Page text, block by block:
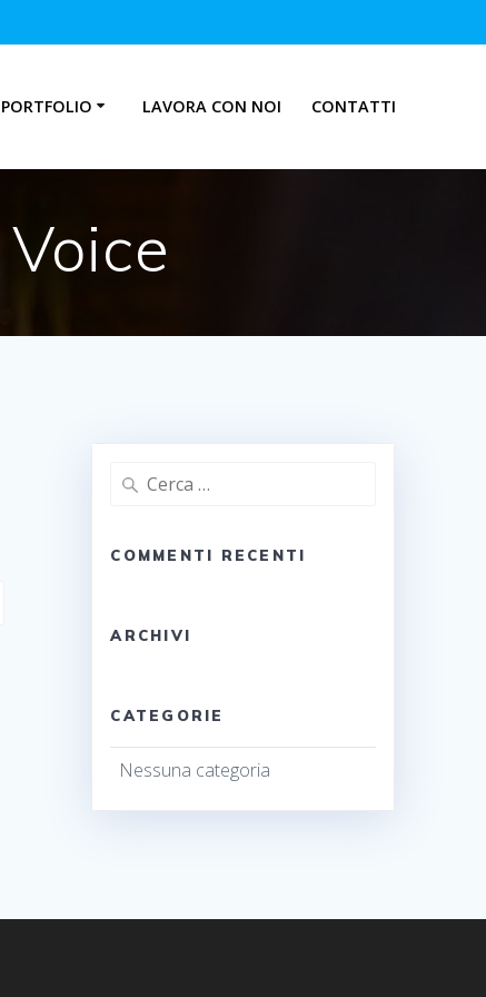
PORTFOLIO LAVORA CON NOI CONTATTI
Ricerca
COMMENTI RECENTI
ARCHIVI
CATEGORIE
Nessuna categoria